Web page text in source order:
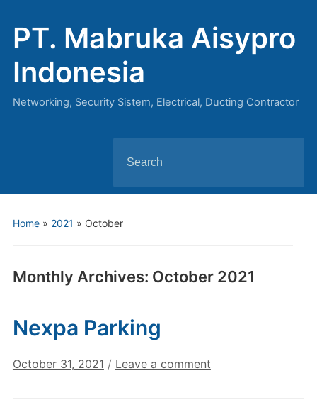
PT. Mabruka Aisypro
Indonesia
Networking, Security Sistem, Electrical, Ducting Contractor
for:
Home» 2021 » October
Monthly Archives: October 2021
Nexpa Parking
October 31, 2021 / Leave a comment